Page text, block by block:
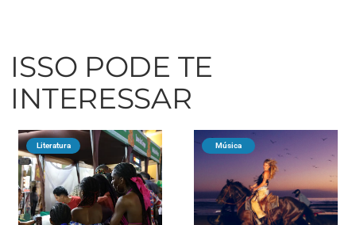
ISSO PODE TE
INTERESSAR
Literatura Música